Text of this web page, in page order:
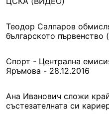
Теодор Салпаров
българското
Спорт - Централна
Яръмова - 28.12.2016
Ана Иванович сложи
състезателната си